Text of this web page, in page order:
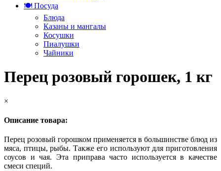
🍽️ Посуда
Блюда
Казаны и мангалы
Косушки
Пиалушки
Чайники
Перец розовый горошек, 1 кг
×
Описание товара:
Перец розовый горошком применяется в большинстве блюд из
мяса, птицы, рыбы. Также его используют для приготовления
соусов и чая. Эта приправа часто используется в качестве
смеси специй.